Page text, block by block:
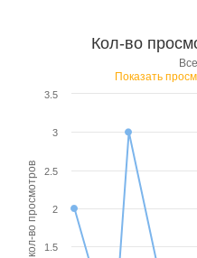
кол-во просмотров
Кол-во
Показать
1.5
2
2.5
3
3.5